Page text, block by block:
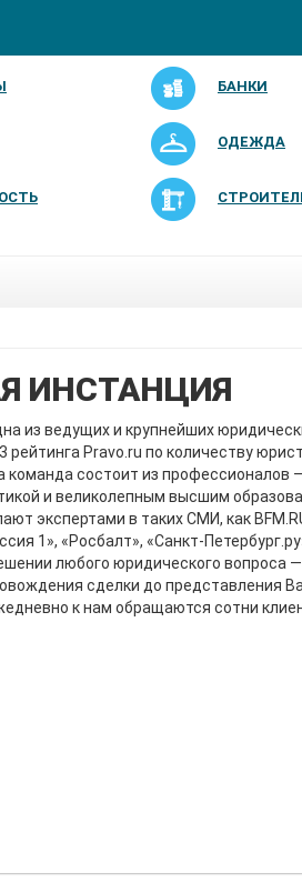
БАНКИ
ОДЕЖДА
ИНСТАНЦИЯ
из ведущих и крупнейших
Pravo.ru по количеству
команда состоит из профессионалов
и великолепным высшим
экспертами в таких СМИ, как
1», «Росбалт», «Санкт-
любого юридического вопроса
сделки до представления
к нам обращаются сотни